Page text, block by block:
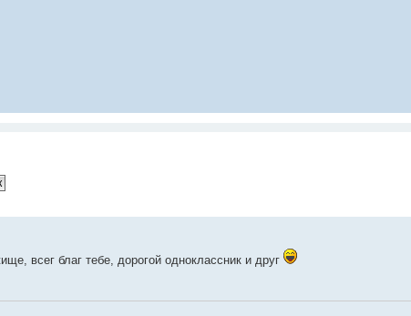
всег благ тебе, дорогой одноклассник и друг